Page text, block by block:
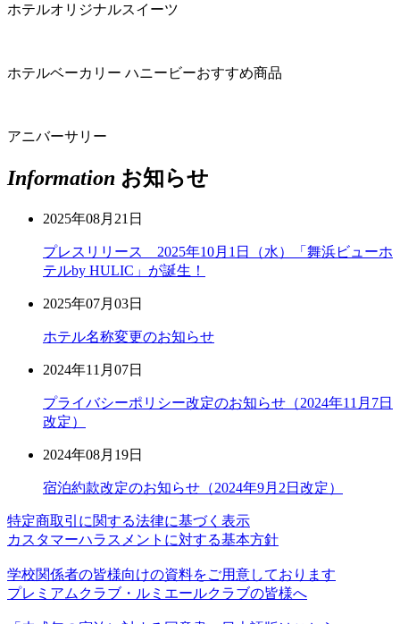
ホテルオリジナルスイーツ
ホテルベーカリー ハニービーおすすめ商品
アニバーサリー
Information お知らせ
2025年08月21日
プレスリリース 2025年10月1日（水）「舞浜ビューホ
テルby HULIC」が誕生！
2025年07月03日
ホテル名称変更のお知らせ
2024年11月07日
プライバシーポリシー改定のお知らせ（2024年11月7日
改定）
2024年08月19日
宿泊約款改定のお知らせ（2024年9月2日改定）
特定商取引に関する法律に基づく表示
カスタマーハラスメントに対する基本方針
学校関係者の皆様向けの資料をご用意しております
プレミアムクラブ・ルミエールクラブの皆様へ